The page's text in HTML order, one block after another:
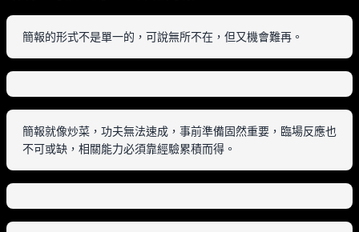
簡報的形式不是單一的，可說無所不在，但又機會難再。
簡報就像炒菜，功夫無法速成，事前準備固然重要，臨場反應也
不可或缺，相關能力必須靠經驗累積而得。